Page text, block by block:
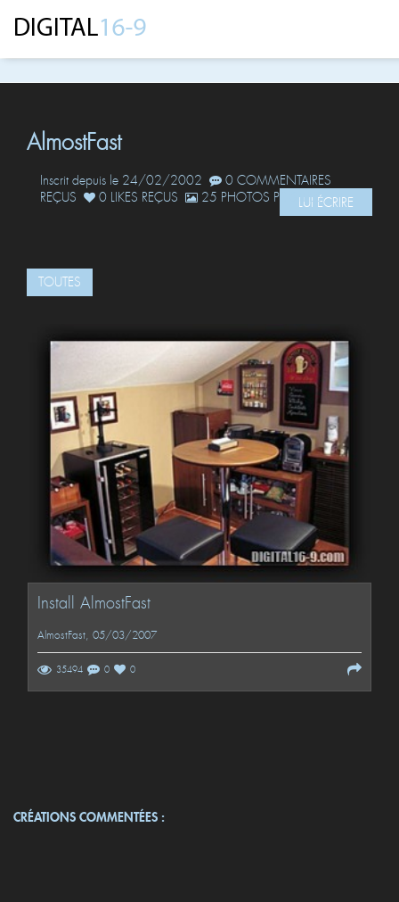
AlmostFast
Inscrit depuis le 24/02/2002
0 COMMENTAIRES
REÇUS
0 LIKES REÇUS 25 PHOTOS POSTÉESLUI ÉCRIRE
TOUTES
Install AlmostFast
AlmostFast, 05/03/2007
35494 0 0
CRÉATIONS COMMENTÉES :